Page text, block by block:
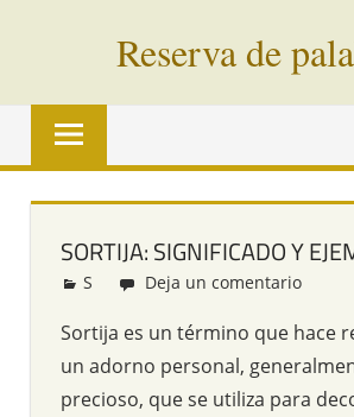
Reserva de
Palabras
vías
todo
mundo
SORTIJA: SIGNIFICADO Y
Redacción
S Deja un comentario
Sortija es un término que hace
un adorno personal,
precioso, que se utiliza para